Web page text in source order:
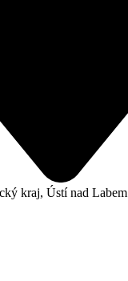
kraj, Ústí nad Labem